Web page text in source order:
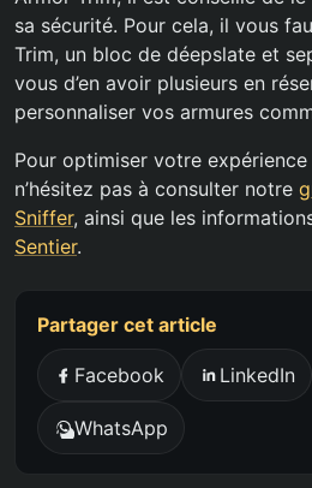
sa sécurité. Pour cela, il vous
Trim, un bloc de déepslate et
vous d’en avoir plusieurs en
personnaliser vos armures
Pour optimiser votre expérience
n’hésitez pas à consulter notre
Sniffer, ainsi que les
Sentier.
Partager cet article
Facebook LinkedIn
WhatsApp